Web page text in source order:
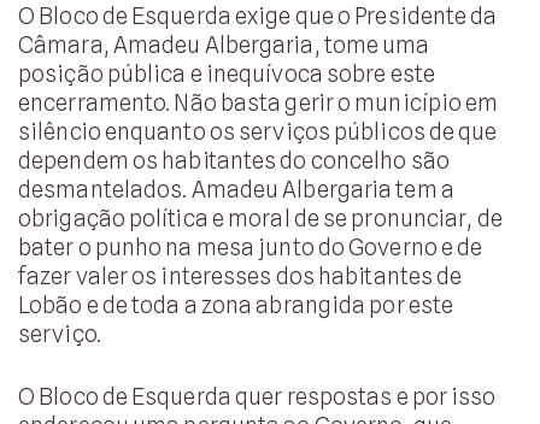
O Bloco de Esquerda exige que o Presidente da
Câmara, Amadeu Albergaria, tome uma
posição pública e inequívoca sobre este
encerramento. Não basta gerir o município em
silêncio enquanto os serviços públicos de que
dependem os habitantes do concelho são
desmantelados. Amadeu Albergaria tem a
obrigação política e moral de se pronunciar, de
bater o punho na mesa junto do Governo e de
fazer valer os interesses dos habitantes de
Lobão e de toda a zona abrangida por este
serviço.
O Bloco de Esquerda quer respostas e por isso